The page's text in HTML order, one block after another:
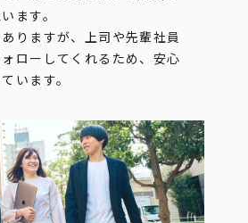
ます。
りますが、上司や先輩社員
ローしてくれるため、安心
います。